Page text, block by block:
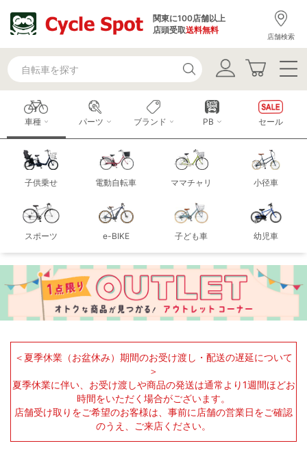
関東に100店舗以上
店頭受取送料無料
店舗検索
車種
子供乗せ 電動自転車 ママチャリ 小径車
スポーツ e-BIKE 子ども車 幼児車
パーツ ブランド PB セール
＜夏季休業（お盆休み）期間のお受け渡し・配送の遅延について
＞
夏季休業に伴い、お受け渡しや商品の発送は通常より1週間ほどお
時間をいただく場合がございます。
店舗受け取りをご希望のお客様は、事前に店舗の営業日をご確認
のうえ、ご来店ください。